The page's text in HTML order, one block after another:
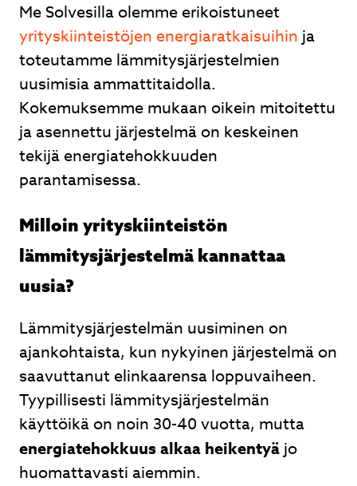
Me Solvesilla olemme erikoistuneet
yrityskiinteistöjen energiaratkaisuihin ja
toteutamme lämmitysjärjestelmien
uusimisia ammattitaidolla.
Kokemuksemme mukaan oikein mitoitettu
ja asennettu järjestelmä on keskeinen
tekijä energiatehokkuuden
parantamisessa.
Milloin yrityskiinteistön
lämmitysjärjestelmä kannattaa
uusia?
Lämmitysjärjestelmän uusiminen on
ajankohtaista, kun nykyinen järjestelmä on
saavuttanut elinkaarensa loppuvaiheen.
Tyypillisesti lämmitysjärjestelmän
käyttöikä on noin 30-40 vuotta, mutta
energiatehokkuus alkaa heikentyä jo
huomattavasti aiemmin.